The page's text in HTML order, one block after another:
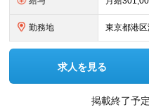
勤務地
求人を見る
掲載終了予